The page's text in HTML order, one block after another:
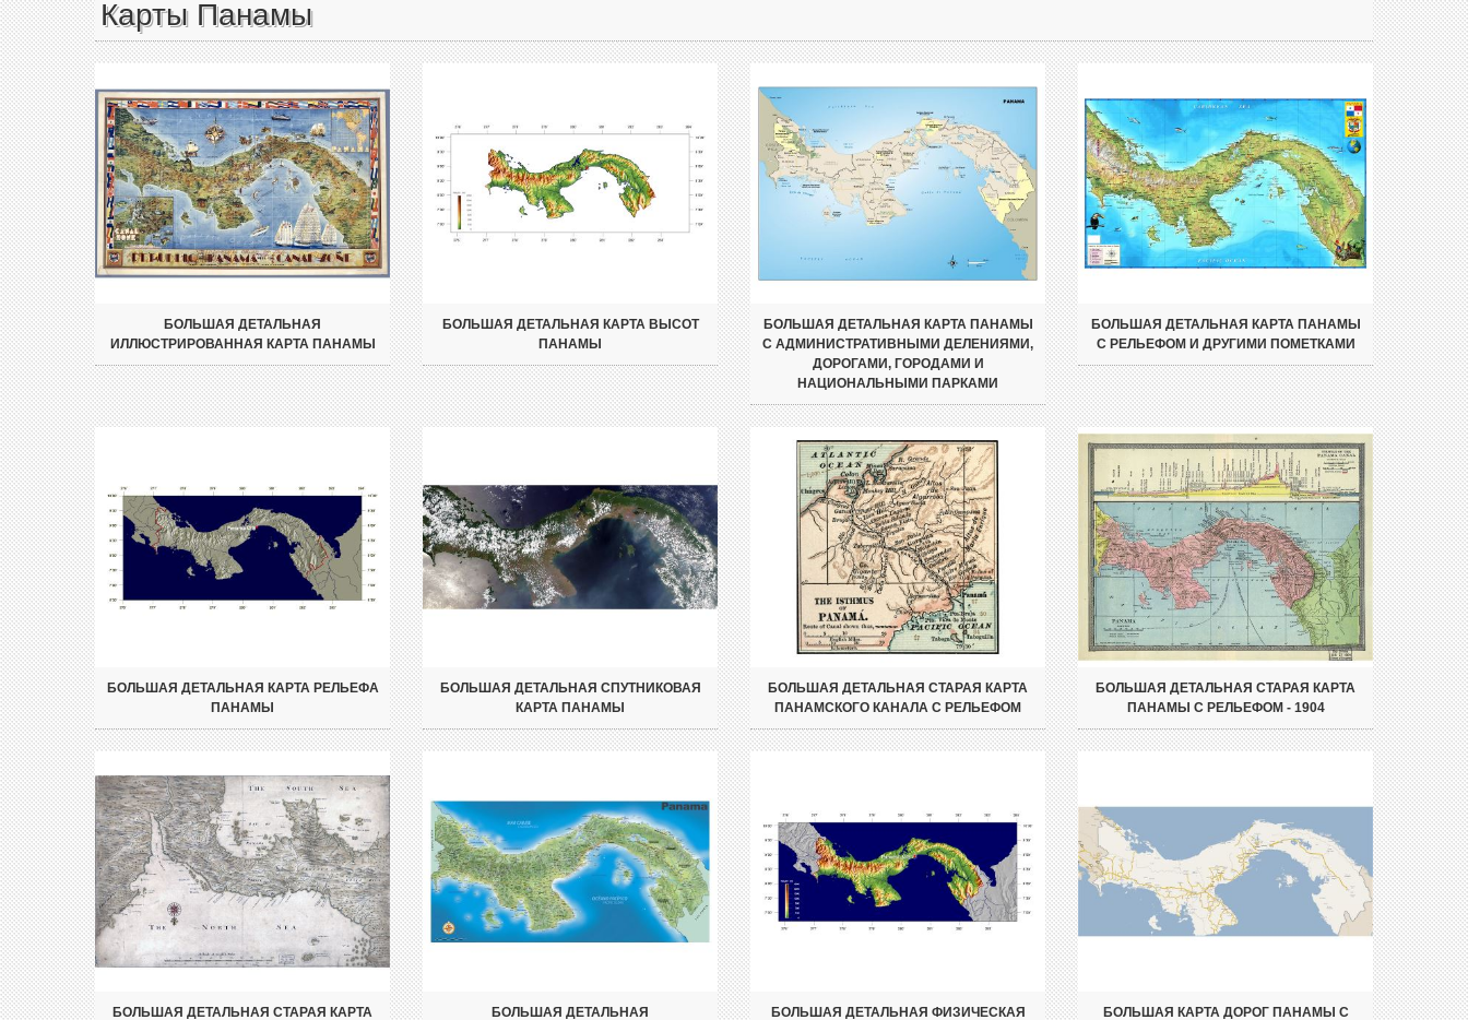
Карты Панамы
БОЛЬШАЯ ДЕТАЛЬНАЯ
ИЛЛЮСТРИРОВАННАЯ КАРТА ПАНАМЫ
БОЛЬШАЯ ДЕТАЛЬНАЯ КАРТА ВЫСОТ
ПАНАМЫ
БОЛЬШАЯ ДЕТАЛЬНАЯ КАРТА ПАНАМЫ
С АДМИНИСТРАТИВНЫМИ ДЕЛЕНИЯМИ,
ДОРОГАМИ, ГОРОДАМИ И
НАЦИОНАЛЬНЫМИ ПАРКАМИ
БОЛЬШАЯ ДЕТАЛЬНАЯ КАРТА ПАНАМЫ
С РЕЛЬЕФОМ И ДРУГИМИ ПОМЕТКАМИ
БОЛЬШАЯ ДЕТАЛЬНАЯ КАРТА РЕЛЬЕФА
ПАНАМЫ
БОЛЬШАЯ ДЕТАЛЬНАЯ СПУТНИКОВАЯ
КАРТА ПАНАМЫ
БОЛЬШАЯ ДЕТАЛЬНАЯ СТАРАЯ КАРТА
ПАНАМСКОГО КАНАЛА С РЕЛЬЕФОМ
БОЛЬШАЯ ДЕТАЛЬНАЯ СТАРАЯ КАРТА
ПАНАМЫ С РЕЛЬЕФОМ - 1904
БОЛЬШАЯ ДЕТАЛЬНАЯ СТАРАЯ КАРТА
БОЛЬШАЯ ДЕТАЛЬНАЯ
БОЛЬШАЯ ДЕТАЛЬНАЯ ФИЗИЧЕСКАЯ
БОЛЬШАЯ КАРТА ДОРОГ ПАНАМЫ С